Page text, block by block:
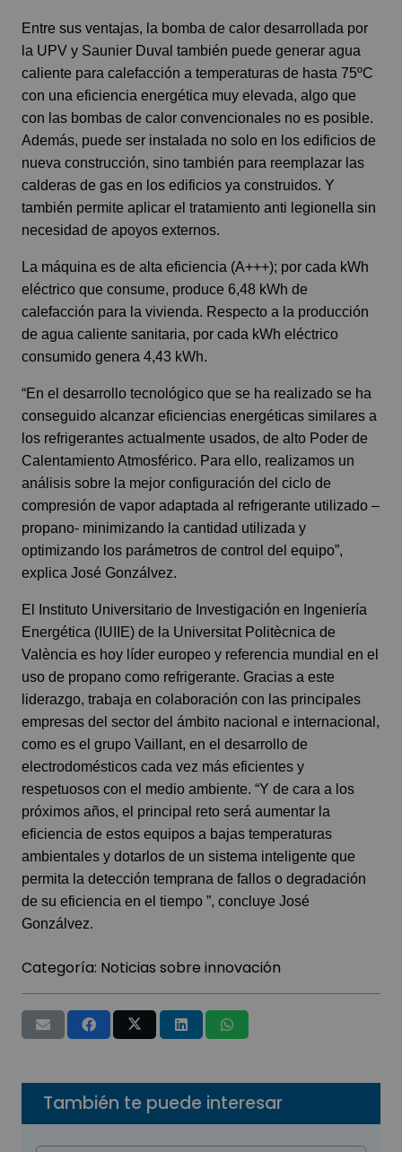
Entre sus ventajas, la bomba de calor desarrollada por
la UPV y Saunier Duval también puede generar agua
caliente para calefacción a temperaturas de hasta 75ºC
con una eficiencia energética muy elevada, algo que
con las bombas de calor convencionales no es posible.
Además, puede ser instalada no solo en los edificios de
nueva construcción, sino también para reemplazar las
calderas de gas en los edificios ya construidos. Y
también permite aplicar el tratamiento anti legionella sin
necesidad de apoyos externos.
La máquina es de alta eficiencia (A+++); por cada kWh
eléctrico que consume, produce 6,48 kWh de
calefacción para la vivienda. Respecto a la producción
de agua caliente sanitaria, por cada kWh eléctrico
consumido genera 4,43 kWh.
“En el desarrollo tecnológico que se ha realizado se ha
conseguido alcanzar eficiencias energéticas similares a
los refrigerantes actualmente usados, de alto Poder de
Calentamiento Atmosférico. Para ello, realizamos un
análisis sobre la mejor configuración del ciclo de
compresión de vapor adaptada al refrigerante utilizado –
propano- minimizando la cantidad utilizada y
optimizando los parámetros de control del equipo”,
explica José Gonzálvez.
El Instituto Universitario de Investigación en Ingeniería
Energética (IUIIE) de la Universitat Politècnica de
València es hoy líder europeo y referencia mundial en el
uso de propano como refrigerante. Gracias a este
liderazgo, trabaja en colaboración con las principales
empresas del sector del ámbito nacional e internacional,
como es el grupo Vaillant, en el desarrollo de
electrodomésticos cada vez más eficientes y
respetuosos con el medio ambiente. “Y de cara a los
próximos años, el principal reto será aumentar la
eficiencia de estos equipos a bajas temperaturas
ambientales y dotarlos de un sistema inteligente que
permita la detección temprana de fallos o degradación
de su eficiencia en el tiempo ”, concluye José
Gonzálvez.
Categoría: Noticias sobre innovación
También te puede interesar